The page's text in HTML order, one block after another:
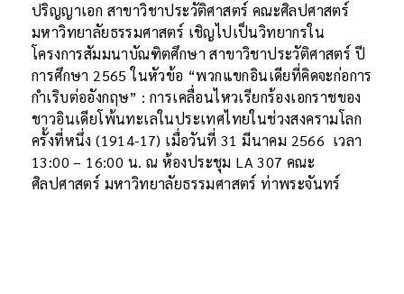
ปริญญาเอก สาขาวิชาประวัติศาสตร์ คณะศิลปศาสตร์
มหาวิทยาลัยธรรมศาสตร์ เชิญไปเป็นวิทยากรใน
โครงการสัมมนาบัณฑิตศึกษา สาขาวิชาประวัติศาสตร์ ปี
การศึกษา 2565 ในหัวข้อ “พวกแขกอินเดียที่คิดจะก่อการ
กำเริบต่ออังกฤษ” : การเคลื่อนไหวเรียกร้องเอกราชของ
ชาวอินเดียโพ้นทะเลในประเทศไทยในช่วงสงครามโลก
ครั้งที่หนึ่ง (1914-17) เมื่อวันที่ 31 มีนาคม 2566 เวลา
13:00 – 16:00 น. ณ ห้องประชุม LA 307 คณะ
ศิลปศาสตร์ มหาวิทยาลัยธรรมศาสตร์ ท่าพระจันทร์